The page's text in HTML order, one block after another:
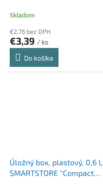
Skladom
€2,76 bez DPH
€3,39 / ks
Do košíka
Úložný box, plastový, 0,6 l,
SMARTSTORE "Compact